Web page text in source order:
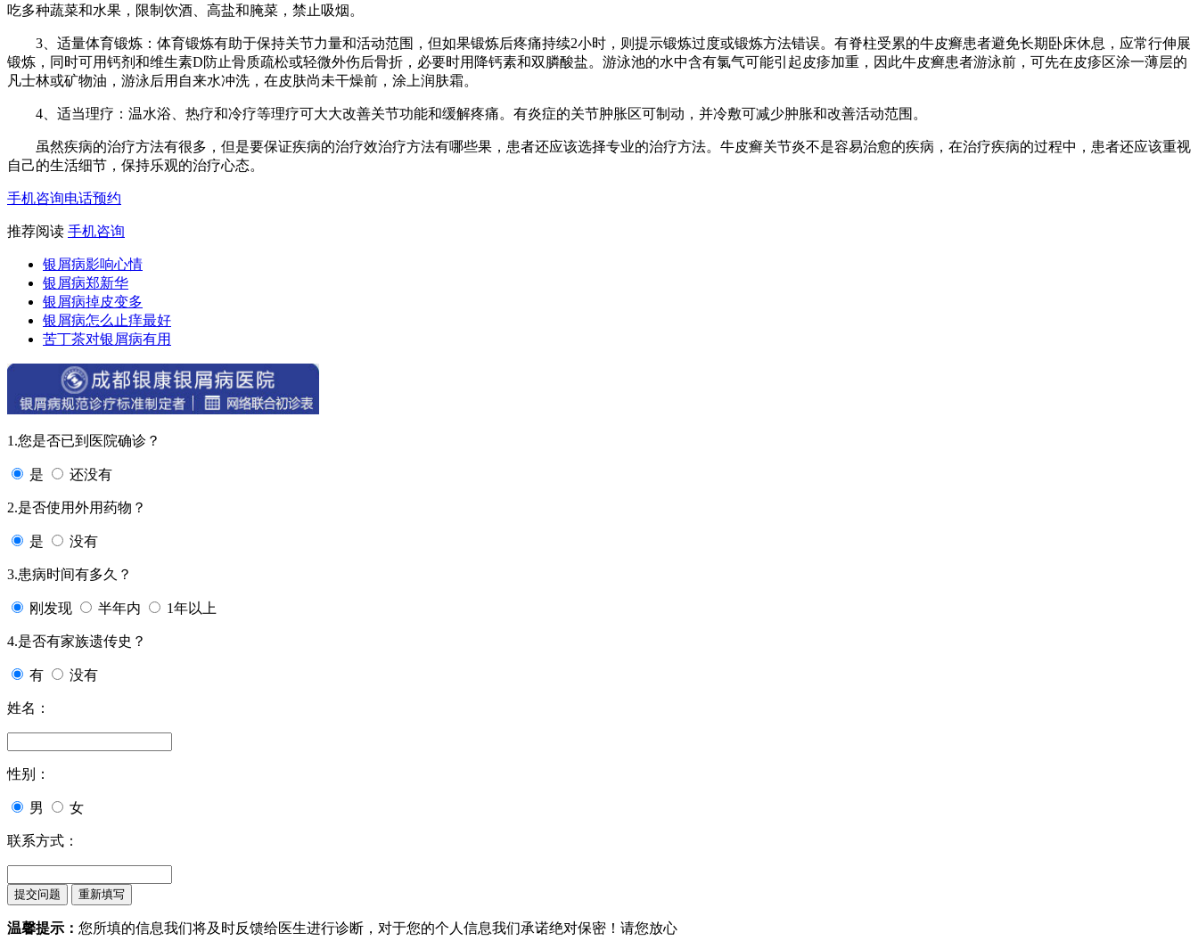
吃多种蔬菜和水果，限制饮酒、高盐和腌菜，禁止吸烟。
3、适量体育锻炼：体育锻炼有助于保持关节力量和活动范围，但如果锻炼后疼痛持续2小时，则提示锻炼过度或锻炼方法错误。有脊柱受累的牛皮癣患者避免长期卧床休息，应常行伸展
锻炼，同时可用钙剂和维生素D防止骨质疏松或轻微外伤后骨折，必要时用降钙素和双膦酸盐。游泳池的水中含有氯气可能引起皮疹加重，因此牛皮癣患者游泳前，可先在皮疹区涂一薄层的
凡士林或矿物油，游泳后用自来水冲洗，在皮肤尚未干燥前，涂上润肤霜。
4、适当理疗：温水浴、热疗和冷疗等理疗可大大改善关节功能和缓解疼痛。有炎症的关节肿胀区可制动，并冷敷可减少肿胀和改善活动范围。
虽然疾病的治疗方法有很多，但是要保证疾病的治疗效治疗方法有哪些果，患者还应该选择专业的治疗方法。牛皮癣关节炎不是容易治愈的疾病，在治疗疾病的过程中，患者还应该重视
自己的生活细节，保持乐观的治疗心态。
手机咨询电话预约
推荐阅读 手机咨询
银屑病影响心情
银屑病郑新华
银屑病掉皮变多
银屑病怎么止痒最好
苦丁茶对银屑病有用
1.您是否已到医院确诊？
是 还没有
2.是否使用外用药物？
是 没有
3.患病时间有多久？
刚发现 半年内 1年以上
4.是否有家族遗传史？
有 没有
姓名：
性别：
男 女
联系方式：
温馨提示： 您所填的信息我们将及时反馈给医生进行诊断，对于您的个人信息我们承诺绝对保密！请您放心